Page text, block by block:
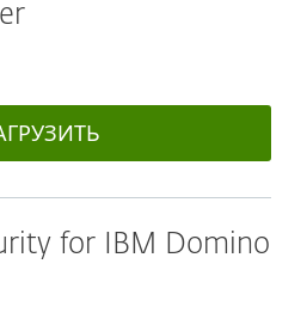
for IBM Domino